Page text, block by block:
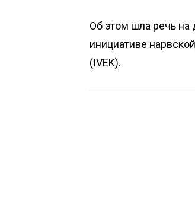
Об этом шла речь на
инициативе
(IVEK).